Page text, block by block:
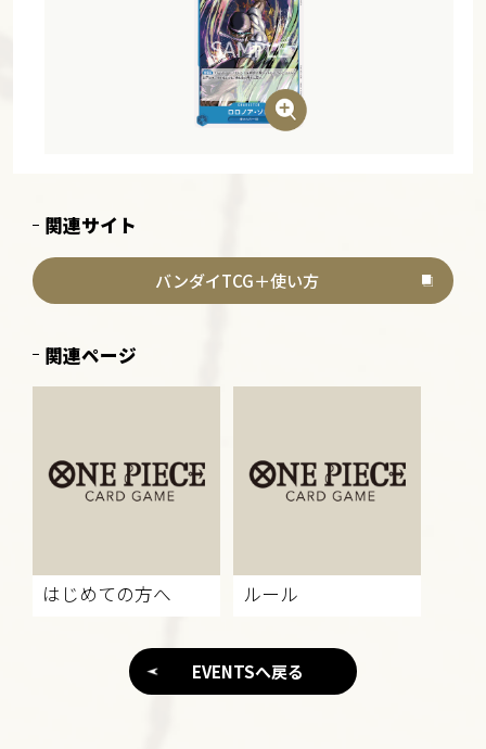
関連サイト
バンダイTCG＋使い方
関連ページ
はじめての方へ ルール
EVENTSへ戻る